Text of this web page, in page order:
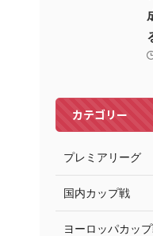
カテゴリー
プレミアリーグ
国内カップ戦
ヨーロッパカッ